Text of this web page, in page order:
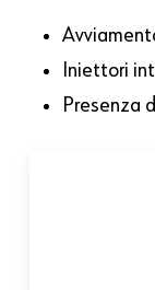
Iniettori
Presenza